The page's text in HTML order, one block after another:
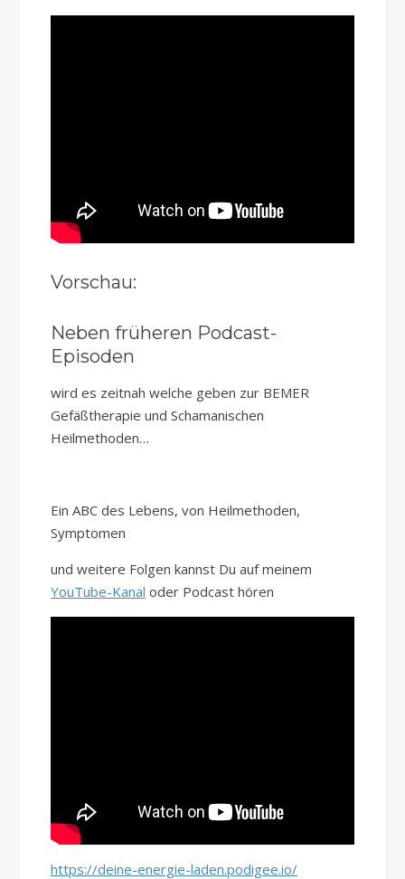
Vorschau:
Neben früheren Podcast-
Episoden
wird es zeitnah welche geben zur BEMER
Gefäßtherapie und Schamanischen
Heilmethoden…
Ein ABC des Lebens, von Heilmethoden,
Symptomen
und weitere Folgen kannst Du auf meinem
YouTube-Kanal oder Podcast hören
https://deine-energie-laden.podigee.io/